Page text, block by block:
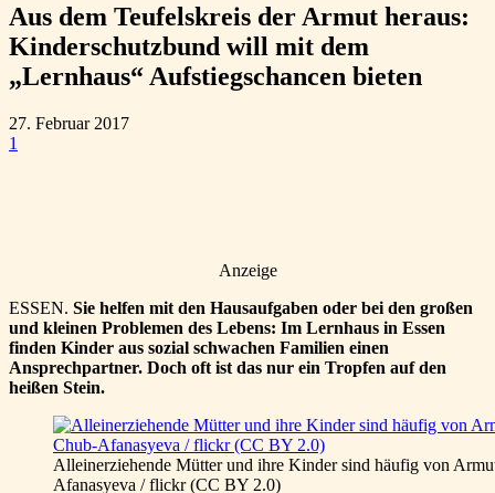
Aus dem Teufelskreis der Armut heraus:
Kinderschutzbund will mit dem
„Lernhaus“ Aufstiegschancen bieten
27. Februar 2017
1
Anzeige
ESSEN. Sie helfen mit den Hausaufgaben oder bei den großen
und kleinen Problemen des Lebens: Im Lernhaus in Essen
finden Kinder aus sozial schwachen Familien einen
Ansprechpartner. Doch oft ist das nur ein Tropfen auf den
heißen Stein.
Alleinerziehende Mütter und ihre Kinder sind häufig von
Afanasyeva / flickr (CC BY 2.0)